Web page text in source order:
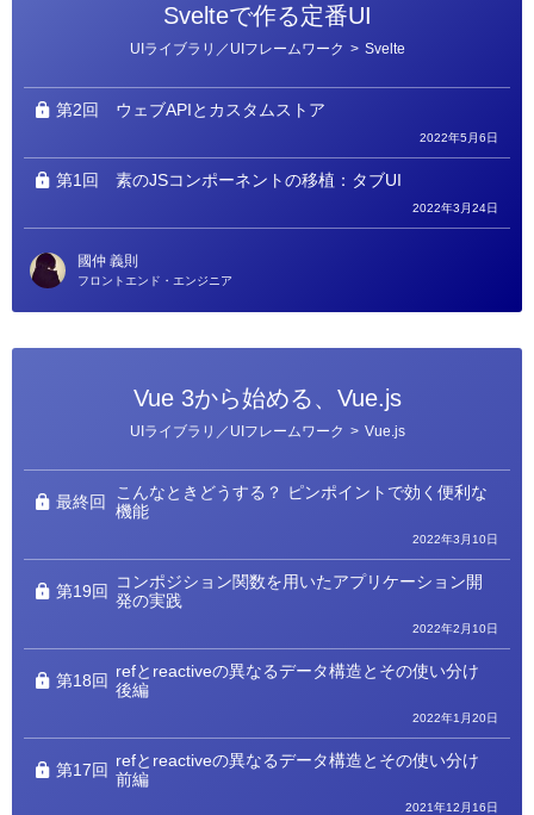
Svelteで作る定番UI
リ
ー
UIライブラリ／UIフレームワーク > Svelte
第2回 ウェブAPIとカスタムストア
2022年5月6日
第1回 素のJSコンポーネントの移植：タブUI
2022年3月24日
國仲 義則
フロントエンド・エンジニア
Vue 3から始める、Vue.js
リ
UIライブラリ／UIフレームワーク > Vue.js
最終回
こんなときどうする？ ピンポイントで効く便利な
機能
2022年3月10日
第19回
コンポジション関数を用いたアプリケーション開
発の実践
2022年2月10日
第18回 refとreactiveの異なるデータ構造とその使い分け
後編
2022年1月20日
第17回 refとreactiveの異なるデータ構造とその使い分け
前編
2021年12月16日